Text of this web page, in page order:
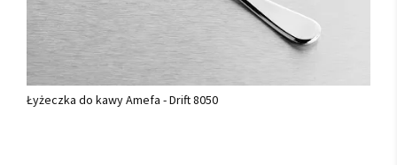
Łyżeczka do kawy Amefa - Drift 8050